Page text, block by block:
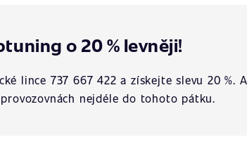
o 20 % levněji!
lince 737 667 422 a získejte slevu 20 %.
nejdéle do tohoto pátku.